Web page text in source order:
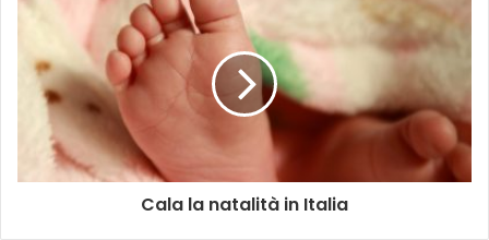
Cala la natalità in Italia